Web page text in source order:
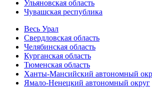
Ульяновская область
Чувашская республика
Весь Урал
Свердловская область
Челябинская область
Курганская область
Тюменская область
Ханты-Мансийский автономный
Ямало-Ненецкий автономный округ